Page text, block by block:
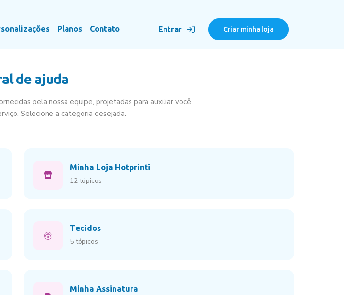
Planos Contato Entrar Criar minha loja
de ajuda
pela nossa equipe, projetadas para auxiliar você
Selecione a categoria desejada.
Minha Loja Hotprinti
12 tópicos
Tecidos
5 tópicos
Minha Assinatura